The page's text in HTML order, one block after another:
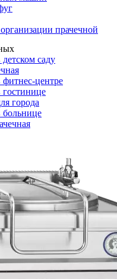
прачечной
саду
фитнес-центре
гостинице
города
больнице